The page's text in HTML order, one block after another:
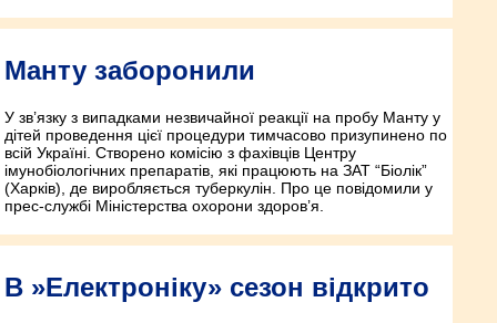
Манту заборонили
У зв’язку з випадками незвичайної реакції на пробу Манту у
дітей проведення цієї процедури тимчасово призупинено по
всій Україні. Створено комісію з фахівців Центру
імунобіологічних препаратів, які працюють на ЗАТ “Біолік”
(Харків), де виробляється туберкулін. Про це повідомили у
прес-службі Міністерства охорони здоров’я.
В »Електроніку» сезон відкрито